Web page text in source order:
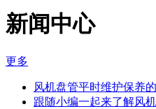
新闻中心
更多
风机盘管平时维护保养
跟随小编一起来了解风